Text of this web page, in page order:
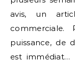
avis, un
puissance, de
est immédiat…